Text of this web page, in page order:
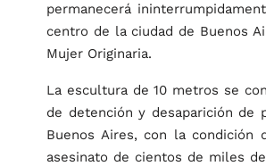
permanecerá
centro de la ciudad de Buenos
Mujer Originaria.
La escultura de 10 metros se
de detención y desaparición de
Buenos Aires, con la condición
asesinato de cientos de miles